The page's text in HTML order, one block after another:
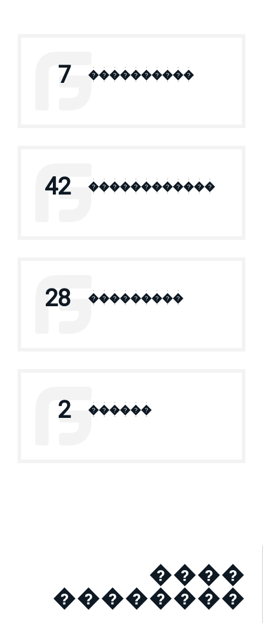
7 ����������
42 ������������
28 ���������
2 ������
����
��������